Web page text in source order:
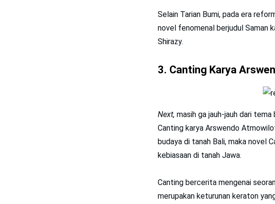
Selain Tarian Bumi, pada era
novel fenomenal berjudul Saman
Shirazy.
3. Canting Karya
Next, masih ga jauh-jauh dari
Canting karya Arswendo
budaya di tanah Bali, maka novel
kebiasaan di tanah Jawa.
Canting bercerita mengenai
merupakan keturunan keraton